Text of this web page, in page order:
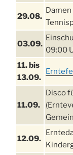
29.08.
03.09.
09:00
11. bis
13.09.
11.09.
Disco
12.09.